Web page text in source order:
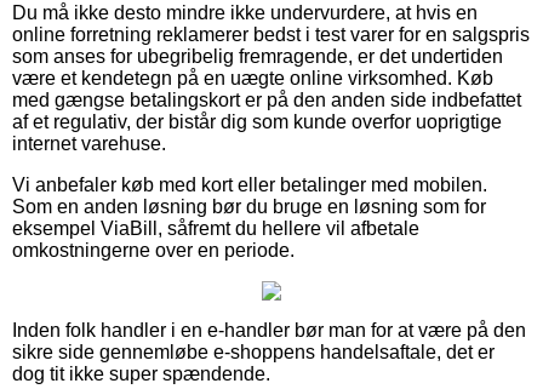
Du må ikke desto mindre ikke undervurdere, at hvis en
online forretning reklamerer bedst i test varer for en salgspris
som anses for ubegribelig fremragende, er det undertiden
være et kendetegn på en uægte online virksomhed. Køb
med gængse betalingskort er på den anden side indbefattet
af et regulativ, der bistår dig som kunde overfor uoprigtige
internet varehuse.
Vi anbefaler køb med kort eller betalinger med mobilen.
Som en anden løsning bør du bruge en løsning som for
eksempel ViaBill, såfremt du hellere vil afbetale
omkostningerne over en periode.
Inden folk handler i en e-handler bør man for at være på den
sikre side gennemløbe e-shoppens handelsaftale, det er
dog tit ikke super spændende.